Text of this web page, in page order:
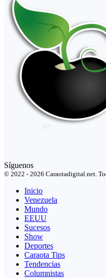
Síguenos
© 2022 - 2026 Caraotadigital.net.
Inicio
Venezuela
Mundo
EEUU
Sucesos
Show
Deportes
Caraota Tips
Tendencias
Columnistas